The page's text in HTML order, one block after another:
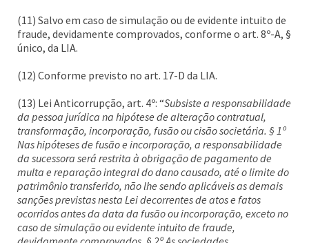
(11) Salvo em caso de simulação ou de evidente intuito de
fraude, devidamente comprovados, conforme o art. 8º-A, §
único, da LIA.
(12) Conforme previsto no art. 17-D da LIA.
(13) Lei Anticorrupção, art. 4º: “Subsiste a responsabilidade
da pessoa jurídica na hipótese de alteração contratual,
transformação, incorporação, fusão ou cisão societária. § 1º
Nas hipóteses de fusão e incorporação, a responsabilidade
da sucessora será restrita à obrigação de pagamento de
multa e reparação integral do dano causado, até o limite do
patrimônio transferido, não lhe sendo aplicáveis as demais
sanções previstas nesta Lei decorrentes de atos e fatos
ocorridos antes da data da fusão ou incorporação, exceto no
caso de simulação ou evidente intuito de fraude,